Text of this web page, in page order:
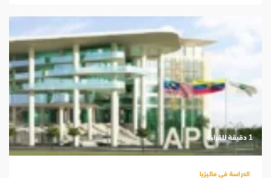
‫1 دقيقة للقراءة
الدراسة فى ماليزيا